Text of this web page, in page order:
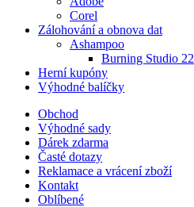
Corel
Zálohování a obnova dat
Ashampoo
Burning Studio 22
Herní kupóny
Výhodné balíčky
Obchod
Výhodné sady
Dárek zdarma
Časté dotazy
Reklamace a vrácení zboží
Kontakt
Oblíbené